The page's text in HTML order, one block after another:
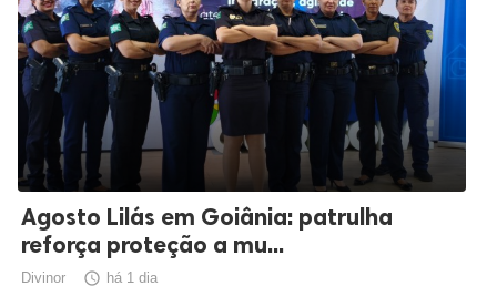
Agosto Lilás em Goiânia: patrulha
reforça proteção a mu...
Divinor  há 1 dia